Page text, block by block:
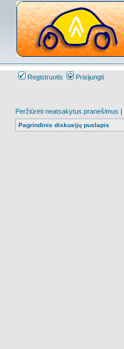
Registruotis Prisijungti
Peržiūrėti neatsakytus pranešimus |
Pagrindinis diskusijų puslapis